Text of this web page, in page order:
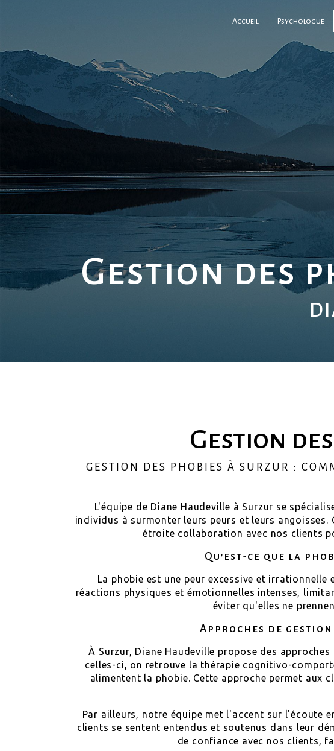
Accueil Psychologue
Gestion des
Gestion
GESTION DES PHOBIES À SURZUR :
L'équipe de Diane Haudeville à Surzur se
individus à surmonter leurs peurs et leurs
étroite collaboration avec nos clients
Qu'est-ce que la
La phobie est une peur excessive et
réactions physiques et émotionnelles intenses,
éviter qu'elles ne
Approches de
À Surzur, Diane Haudeville propose des
celles-ci, on retrouve la thérapie cognitivo-
alimentent la phobie. Cette approche permet aux
Par ailleurs, notre équipe met l'accent sur l'écoute
clients se sentent entendus et soutenus dans leur
de confiance avec nos clients,